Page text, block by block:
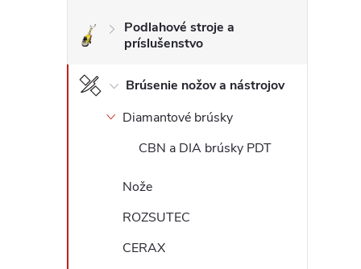
Podlahové stroje a
príslušenstvo
Brúsenie nožov a nástrojov
Diamantové brúsky
CBN a DIA brúsky PDT
Nože
ROZSUTEC
CERAX